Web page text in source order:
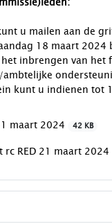
u mailen aan de
18 maart 2024
inbrengen van
kunt u indienen tot
maart 2024 42 KB
RED 21 maart 2024